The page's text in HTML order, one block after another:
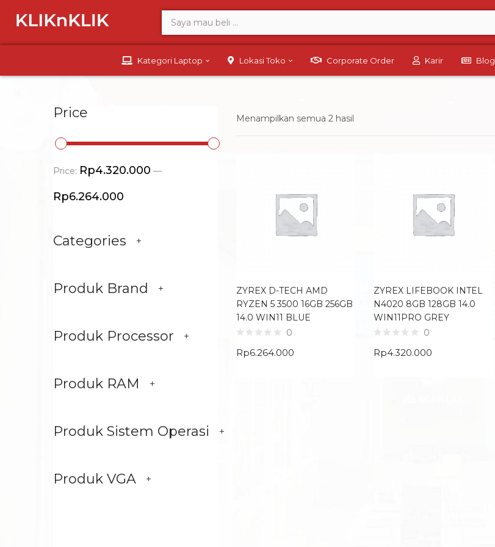
Kategori Laptop Lokasi Toko Corporate Order Karir Blog
Price
Price: Rp4.320.000 —
Rp6.264.000
Categories
Produk Brand
Produk Processor
Produk RAM
Produk Sistem Operasi
Produk VGA
Menampilkan semua 2 hasil
ZYREX D-TECH AMD
RYZEN 5 3500 16GB 256GB
14.0 WIN11 BLUE
0
Rp6.264.000
ZYREX LIFEBOOK INTEL
N4020 8GB 128GB 14.0
WIN11PRO GREY
0
Rp4.320.000